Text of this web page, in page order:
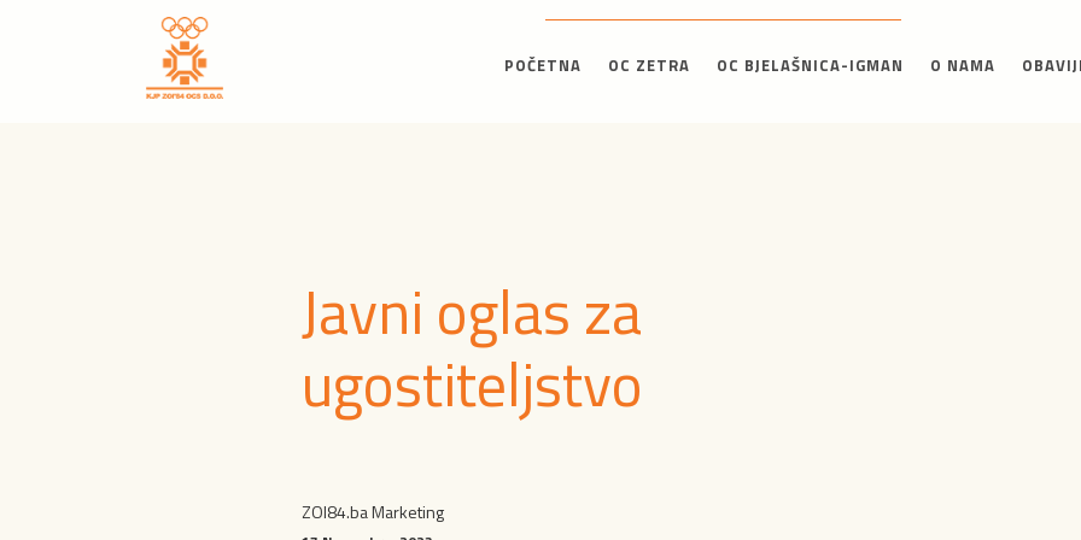
POČETNA OC ZETRA OC BJELAŠNICA-IGMAN O NAMA
Javni oglas za
ugostiteljstvo
ZOI84.ba Marketing